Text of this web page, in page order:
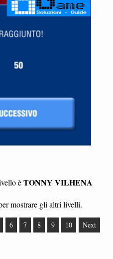
èTONNY VILHENA
mostrare gli altri livelli.
6 7 8 9 10 Next